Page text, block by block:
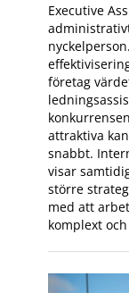
Executive
företag
attraktiva
snabbt.
visar
större
med att
komplext